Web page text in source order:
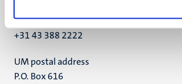
Maastricht
+31 43 388 2222
UM postal address
P.O. Box 616